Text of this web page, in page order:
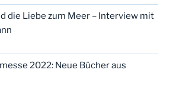
die Liebe zum Meer – Interview mit
2022: Neue Bücher aus